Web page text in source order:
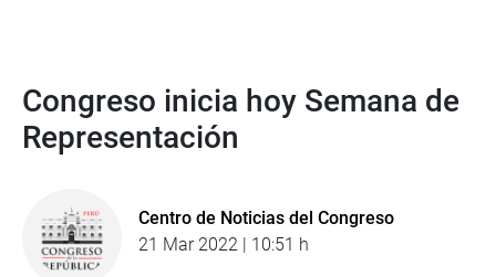
Congreso inicia hoy Semana de
Representación
Centro de Noticias del Congreso
21 Mar 2022 | 10:51 h